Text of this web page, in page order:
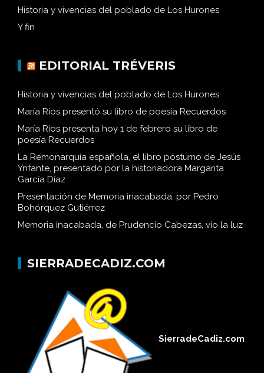
Historia y vivencias del poblado de Los Hurones
Y fin
EDITORIAL TRÉVERIS
Historia y vivencias del poblado de Los Hurones
María Ríos presentó su libro de poesía Recuerdos
María Ríos presenta hoy 1 de febrero su libro de
poesía Recuerdos
La Remonarquía española, el libro póstumo de Jesús
Ynfante, presentado por la historiadora Margarita
García Díaz
Presentación de Memoria inacabada, por Pedro
Bohórquez Gutiérrez
Memoria inacabada, de Prudencio Cabezas, vio la luz
SIERRADECADIZ.COM
SierradeCadiz.com